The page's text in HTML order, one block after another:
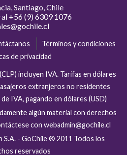
Santiago, Chile
+56 (9) 6309 1076
Términos y condiciones
de privacidad
incluyen IVA. Tarifas en dólares
extranjeros no residentes
IVA, pagando en dólares (USD)
algún material con derechos
con webadmin@gochile.cl
- GoChile ® 2011 Todos los
reservados